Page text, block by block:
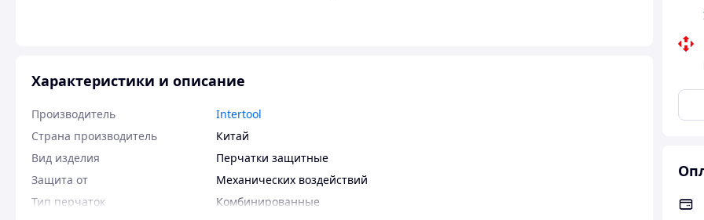
Характеристики и описание
Производитель
Intertool
Страна производитель
Китай
Вид изделия
Перчатки защитные
Защита от
Механических воздействий
Тип перчаток
Комбинированные